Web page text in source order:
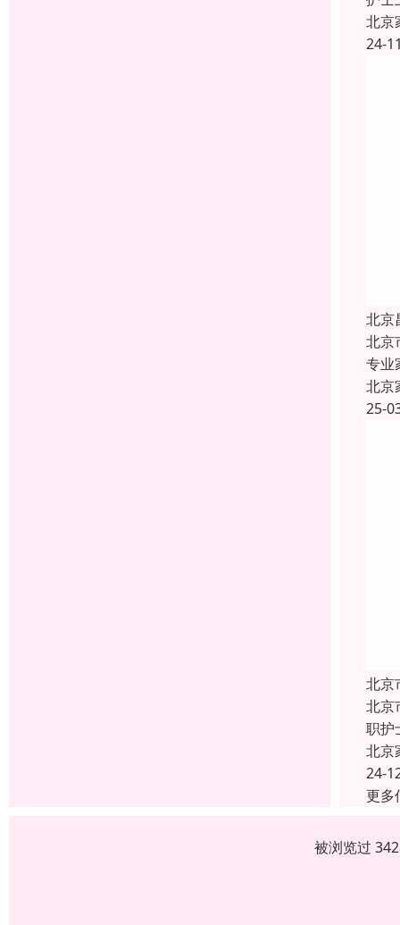
北京
24-
北京
北京
专业
北京
25-
北京
北京
职护
北京
24-
更多
被浏览过